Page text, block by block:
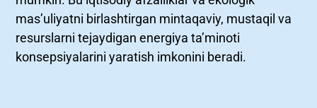
mas’uliyatni birlashtirgan mintaqaviy, mustaqil va
resurslarni tejaydigan energiya ta’minoti
konsepsiyalarini yaratish imkonini beradi.